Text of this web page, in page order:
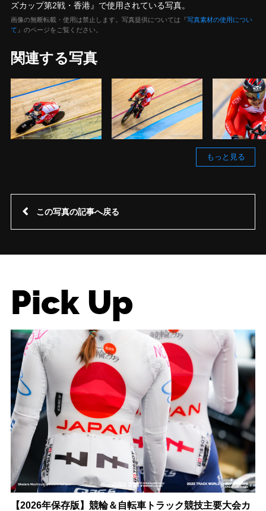
ズカップ第2戦・香港』で使用されている写真。
画像の無断転載・使用は禁止します。写真提供については『写真素材の使用につい
て 』のページをご覧ください。
関連する写真
もっと見る
この写真の記事へ戻る
Pick Up
【2026年保存版】競輪＆自転車トラック競技主要大会カ